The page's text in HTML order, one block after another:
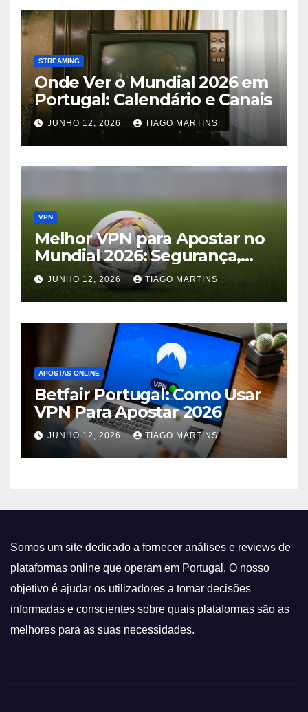
STREAMING
Onde Ver o Mundial 2026 em
Portugal: Calendário e Canais
JUNHO 12, 2026 TIAGO MARTINS
VPN
Melhor VPN para Apostar no
Mundial 2026: Segurança,
Acesso e Privacidade
JUNHO 12, 2026 TIAGO MARTINS
APOSTAS ONLINE
Betfair Portugal: Como Usar
VPN Para Apostar 2026
JUNHO 12, 2026 TIAGO MARTINS
Somos um site dedicado a fornecer análises e reviews de
plataformas online que operam em Portugal. O nosso
objetivo é ajudar os utilizadores a tomar decisões
informadas e conscientes sobre quais plataformas são as
melhores para as suas necessidades.